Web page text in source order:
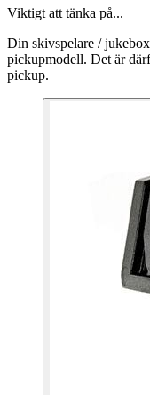
Viktigt att tänka på...
Din skivspelare /
pickupmodell. Det är
pickup.